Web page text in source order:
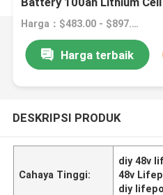
Harga：$483.00 - $897.75/pieces
Harga terbaik
DESKRIPSI PRODUK
Cahaya Tinggi:
diy 48v
48v
diy